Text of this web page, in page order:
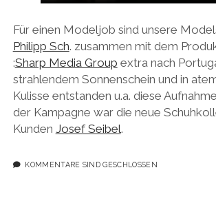
Für einen Modeljob sind unsere
Philipp Sch. zusammen mit dem
:Sharp Media Group extra nach
strahlendem Sonnenschein und in
Kulisse entstanden u.a. diese
der Kampagne war die neue
Kunden Josef Seibel.
KOMMENTARE SIND GESCHLOSSEN